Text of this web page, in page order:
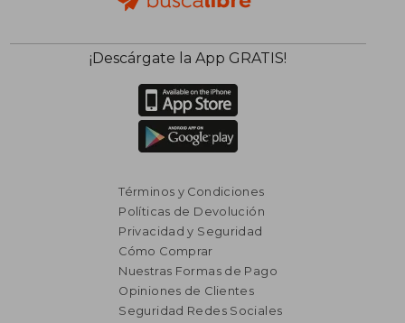
¡Descárgate la App GRATIS!
Términos y Condiciones
Políticas de Devolución
Privacidad y Seguridad
Cómo Comprar
Nuestras Formas de Pago
Opiniones de Clientes
Seguridad Redes Sociales